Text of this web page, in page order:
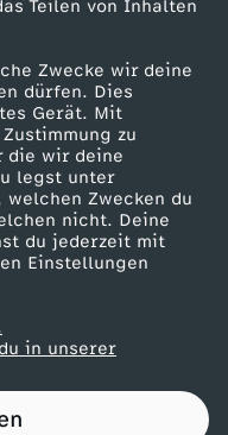
Teilen von Inhalten
Zwecke wir deine
dürfen. Dies
Gerät. Mit
zu
die wir deine
legst unter
Zwecken du
nicht. Deine
du jederzeit mit
Einstellungen
in unserer